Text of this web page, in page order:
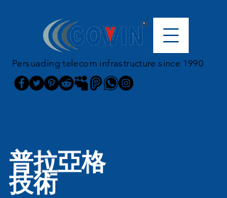
Persuading telecom infrastructure since 1990
普拉亞格
技術